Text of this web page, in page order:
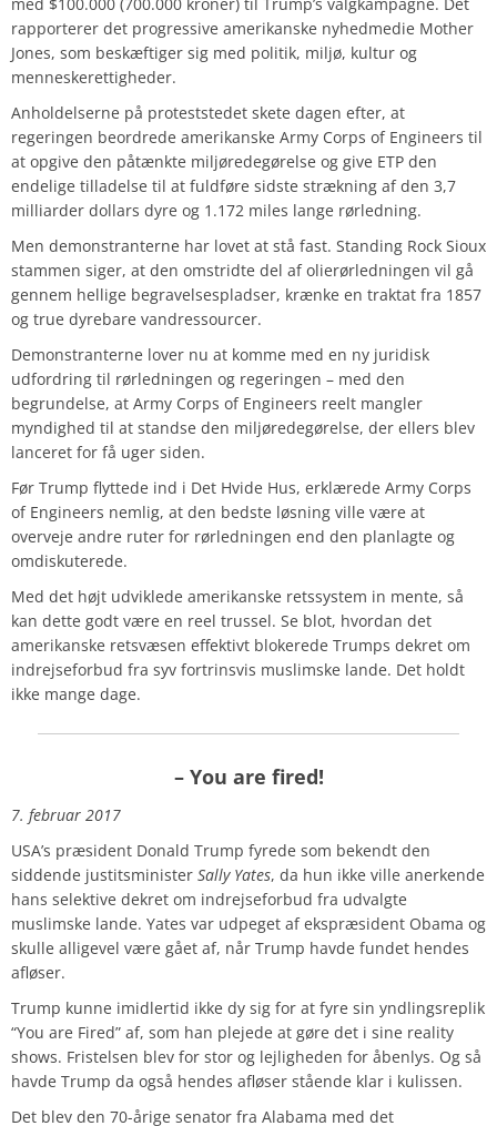
rapporterer det progressive amerikanske nyhedmedie Mother
Jones, som beskæftiger sig med politik, miljø, kultur og
menneskerettigheder.
Anholdelserne på proteststedet skete dagen efter, at
regeringen beordrede amerikanske Army Corps of Engineers til
at opgive den påtænkte miljøredegørelse og give ETP den
endelige tilladelse til at fuldføre sidste strækning af den 3,7
milliarder dollars dyre og 1.172 miles lange rørledning.
Men demonstranterne har lovet at stå fast. Standing Rock Sioux
stammen siger, at den omstridte del af olierørledningen vil gå
gennem hellige begravelsespladser, krænke en traktat fra 1857
og true dyrebare vandressourcer.
Demonstranterne lover nu at komme med en ny juridisk
udfordring til rørledningen og regeringen – med den
begrundelse, at Army Corps of Engineers reelt mangler
myndighed til at standse den miljøredegørelse, der ellers blev
lanceret for få uger siden.
Før Trump flyttede ind i Det Hvide Hus, erklærede Army Corps
of Engineers nemlig, at den bedste løsning ville være at
overveje andre ruter for rørledningen end den planlagte og
omdiskuterede.
Med det højt udviklede amerikanske retssystem in mente, så
kan dette godt være en reel trussel. Se blot, hvordan det
amerikanske retsvæsen effektivt blokerede Trumps dekret om
indrejseforbud fra syv fortrinsvis muslimske lande. Det holdt
ikke mange dage.
– You are fired!
7. februar 2017
USA’s præsident Donald Trump fyrede som bekendt den
siddende justitsminister Sally Yates, da hun ikke ville anerkende
hans selektive dekret om indrejseforbud fra udvalgte
muslimske lande. Yates var udpeget af ekspræsident Obama og
skulle alligevel være gået af, når Trump havde fundet hendes
afløser.
Trump kunne imidlertid ikke dy sig for at fyre sin yndlingsreplik
“You are Fired” af, som han plejede at gøre det i sine reality
shows. Fristelsen blev for stor og lejligheden for åbenlys. Og så
havde Trump da også hendes afløser stående klar i kulissen.
Det blev den 70-årige senator fra Alabama med det